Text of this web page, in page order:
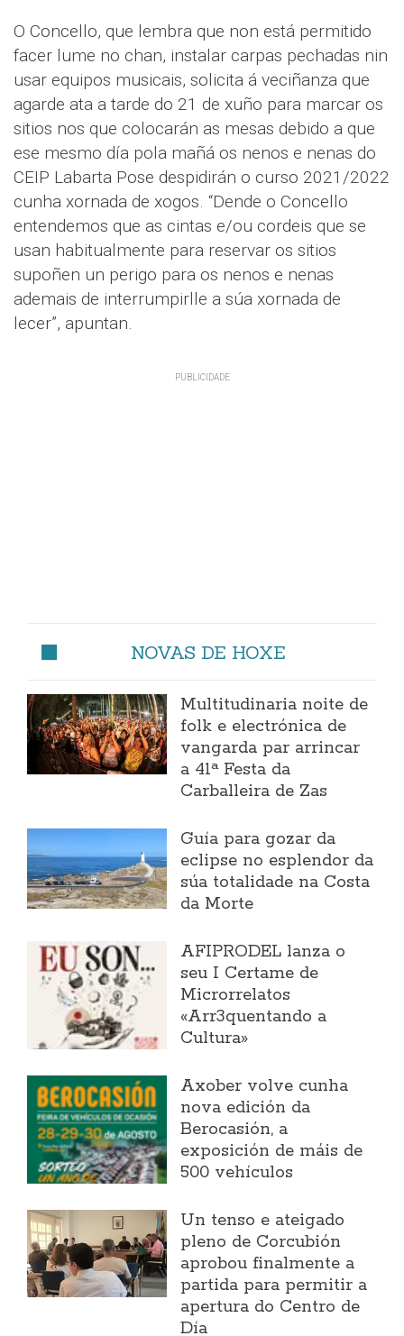
O Concello, que lembra que non está permitido
facer lume no chan, instalar carpas pechadas nin
usar equipos musicais, solicita á veciñanza que
agarde ata a tarde do 21 de xuño para marcar os
sitios nos que colocarán as mesas debido a que
ese mesmo día pola mañá os nenos e nenas do
CEIP Labarta Pose despidirán o curso 2021/2022
cunha xornada de xogos. “Dende o Concello
entendemos que as cintas e/ou cordeis que se
usan habitualmente para reservar os sitios
supoñen un perigo para os nenos e nenas
ademais de interrumpirlle a súa xornada de
lecer”, apuntan.
NOVAS DE HOXE
Multitudinaria noite de
folk e electrónica de
vangarda par arrincar
a 41ª Festa da
Carballeira de Zas
Guía para gozar da
eclipse no esplendor da
súa totalidade na Costa
da Morte
AFIPRODEL lanza o
seu I Certame de
Microrrelatos
«Arr3quentando a
Cultura»
Axober volve cunha
nova edición da
Berocasión, a
exposición de máis de
500 vehículos
Un tenso e ateigado
pleno de Corcubión
aprobou finalmente a
partida para permitir a
apertura do Centro de
Día